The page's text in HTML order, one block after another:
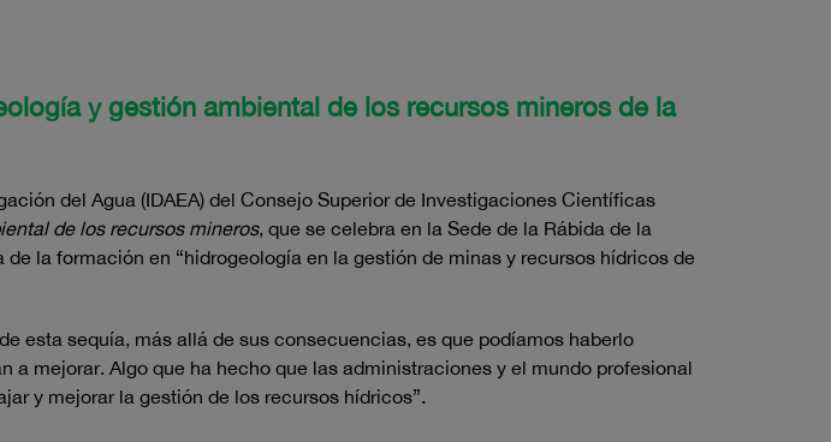
y gestión ambiental de los recursos mineros de la
del Agua (IDAEA) del Consejo Superior de Investigaciones Científicas
de los recursos mineros, que se celebra en la Sede de la Rábida de la
la formación en “hidrogeología en la gestión de minas y recursos hídricos de
esta sequía, más allá de sus consecuencias, es que podíamos haberlo
mejorar. Algo que ha hecho que las administraciones y el mundo profesional
y mejorar la gestión de los recursos hídricos”.